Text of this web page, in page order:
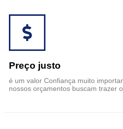
Preço justo
é um valor Confiança muito
nossos orçamentos buscam trazer